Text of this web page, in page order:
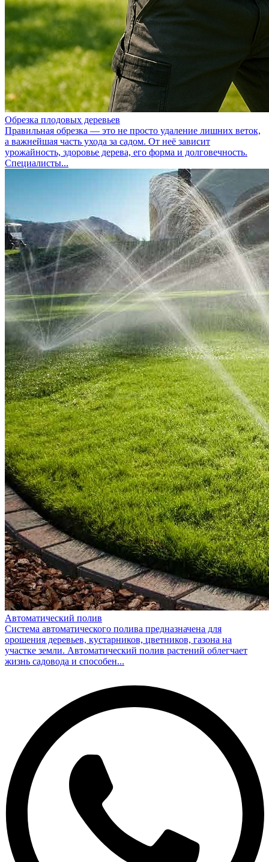
Обрезка плодовых деревьев
Правильная обрезка — это не просто удаление лишних веток,
а важнейшая часть ухода за садом. От неё зависит
урожайность, здоровье дерева, его форма и долговечность.
Специалисты...
Автоматический полив
Система автоматического полива предназначена для
орошения деревьев, кустарников, цветников, газона на
участке земли. Автоматический полив растений облегчает
жизнь садовода и способен...